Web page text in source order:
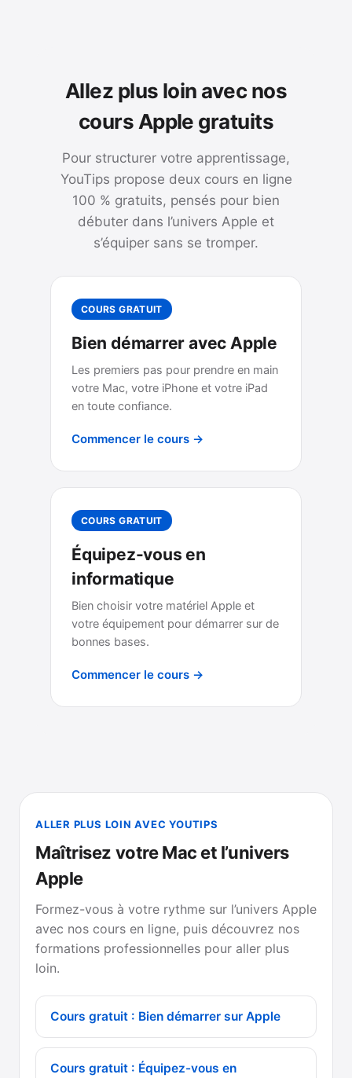
Allez plus loin avec nos
cours Apple gratuits
Pour structurer votre apprentissage,
YouTips propose deux cours en ligne
100 % gratuits, pensés pour bien
débuter dans l’univers Apple et
s’équiper sans se tromper.
COURS GRATUIT
Bien démarrer avec Apple
Les premiers pas pour prendre en main
votre Mac, votre iPhone et votre iPad
en toute confiance.
Commencer le cours →
COURS GRATUIT
Équipez-vous en
informatique
Bien choisir votre matériel Apple et
votre équipement pour démarrer sur de
bonnes bases.
Commencer le cours →
ALLER PLUS LOIN AVEC YOUTIPS
Maîtrisez votre Mac et l’univers
Apple
Formez-vous à votre rythme sur l’univers Apple
avec nos cours en ligne, puis découvrez nos
formations professionnelles pour aller plus
loin.
Cours gratuit : Bien démarrer sur Apple
Cours gratuit : Équipez-vous en